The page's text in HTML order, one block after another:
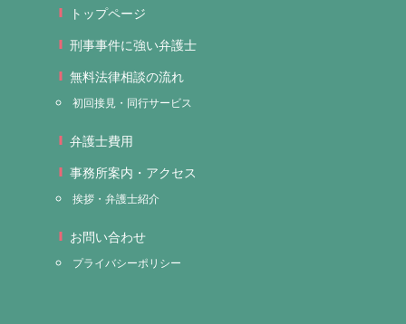
トップページ
刑事事件に強い弁護士
無料法律相談の流れ
初回接見・同行サービス
弁護士費用
事務所案内・アクセス
挨拶・弁護士紹介
お問い合わせ
プライバシーポリシー